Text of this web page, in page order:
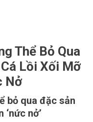
Thể Bỏ Qua
Lồi Xối Mỡ
Nở
bỏ qua đặc sản
nở’